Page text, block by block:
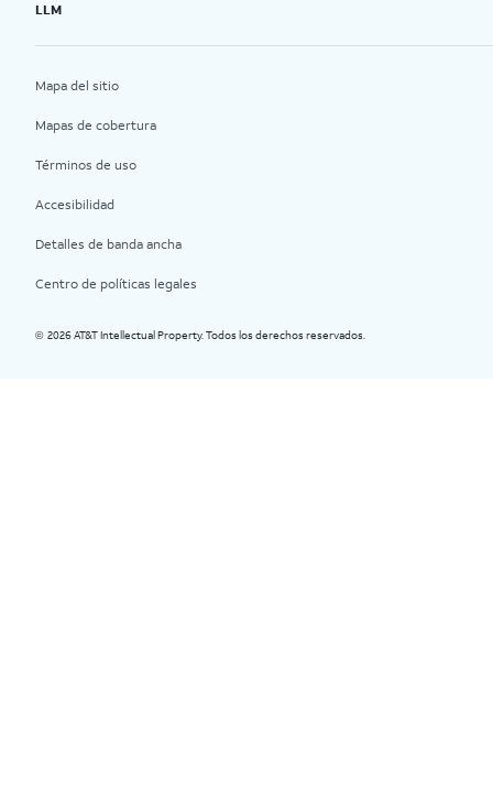
LLM
Mapa del sitio
Mapas de cobertura
Términos de uso
Accesibilidad
Detalles de banda ancha
Centro de políticas legales
© 2026 AT&T Intellectual Property. Todos los derechos reservados.